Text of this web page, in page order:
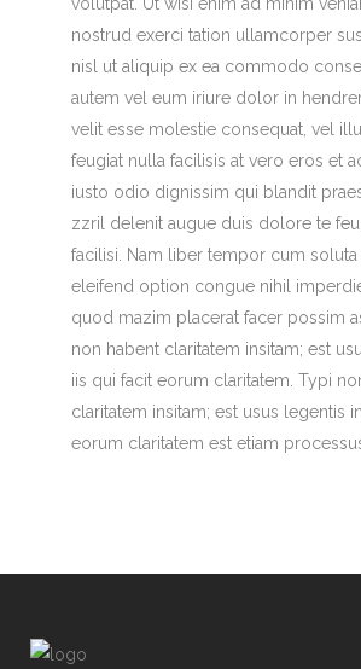
nostrud exerci tation ullamcorper
nisl ut aliquip ex ea commodo
autem vel eum iriure dolor in
velit esse molestie consequat, vel
feugiat nulla facilisis at vero eros et
iusto odio dignissim qui blandit
zzril delenit augue duis dolore te
facilisi. Nam liber tempor cum soluta
eleifend option congue nihil
quod mazim placerat facer possim
non habent claritatem insitam; est
iis qui facit eorum claritatem. Typi
claritatem insitam; est usus legentis
eorum claritatem est etiam